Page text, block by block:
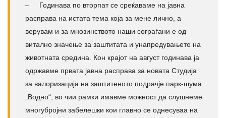
– Годинава по вторпат се среќаваме на јавна
расправа на истата тема која за мене лично, а
верувам и за мнозинството наши сограѓани е од
витално значење за заштитата и унапредувањето на
животната средина. Кон крајот на август годинава ја
одржавме првата јавна расправа за новата Студија
за валоризација на заштитеното подрачје парк-шума
„Водно“, во чии рамки имавме можност да слушнеме
многубројни забелешки кои главно се однесуваа на